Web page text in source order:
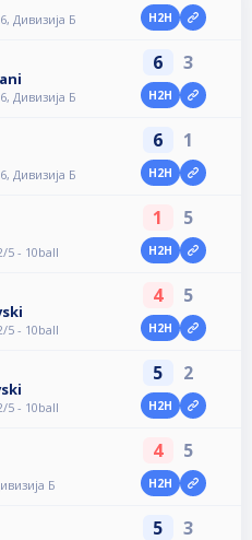
Дивизија Б H2H
Дивизија Б
6 3
H2H
Дивизија Б
6 1
H2H
5 - 10ball
1 5
H2H
5 - 10ball
4 5
H2H
5 - 10ball
5 2
H2H
Б
4 5
H2H
5 3